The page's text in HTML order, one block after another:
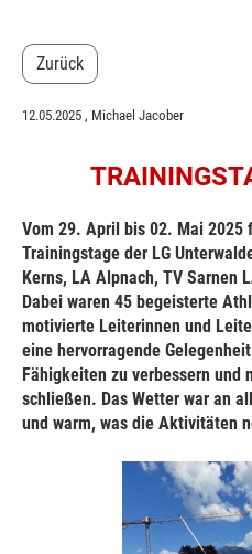
Zurück
12.05.2025 , Michael Jacober
Vom 29. April bis 02. Mai 2025
Trainingstage der LG
Kerns, LA Alpnach, TV Sarnen
Dabei waren 45 begeisterte
motivierte Leiterinnen und
eine hervorragende
Fähigkeiten zu verbessern und
schließen. Das Wetter war an
und warm, was die Aktivitäten